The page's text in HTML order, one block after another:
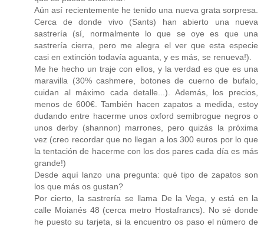
Aún así recientemente he tenido una nueva grata sorpresa.
Cerca de donde vivo (Sants) han abierto una nueva
sastrería (sí, normalmente lo que se oye es que una
sastrería cierra, pero me alegra el ver que esta especie
casi en extinción todavía aguanta, y es más, se renueva!).
Me he hecho un traje con ellos, y la verdad es que es una
maravilla (30% cashmere, botones de cuerno de bufalo,
cuidan al máximo cada detalle...). Además, los precios,
menos de 600€. También hacen zapatos a medida, estoy
dudando entre hacerme unos oxford semibrogue negros o
unos derby (shannon) marrones, pero quizás la próxima
vez (creo recordar que no llegan a los 300 euros por lo que
la tentación de hacerme con los dos pares cada día es más
grande!)
Desde aquí lanzo una pregunta: qué tipo de zapatos son
los que más os gustan?
Por cierto, la sastrería se llama De la Vega, y está en la
calle Moianés 48 (cerca metro Hostafrancs). No sé donde
he puesto su tarjeta, si la encuentro os paso el número de